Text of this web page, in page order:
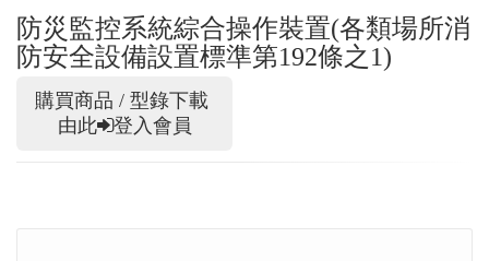
防災監控系統綜合操作裝置(各類場所消
防安全設備設置標準第192條之1)
購買商品 / 型錄下載
由此
登入會員